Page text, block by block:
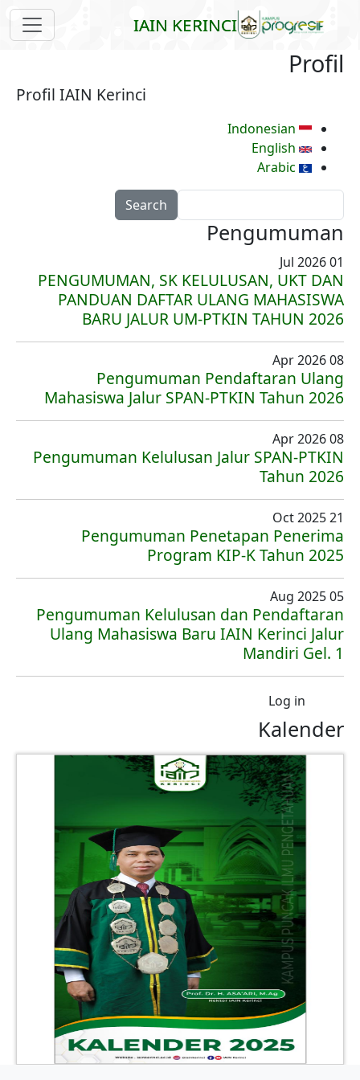
Skip to main content
IAIN KERINCI
Profil
Profil IAIN Kerinci
Pengumuman
01 Jul 2026
PENGUMUMAN, SK KELULUSAN, UKT DAN
PANDUAN DAFTAR ULANG MAHASISWA
BARU JALUR UM-PTKIN TAHUN 2026
08 Apr 2026
Pengumuman Pendaftaran Ulang
Mahasiswa Jalur SPAN-PTKIN Tahun 2026
08 Apr 2026
Pengumuman Kelulusan Jalur SPAN-PTKIN
Tahun 2026
21 Oct 2025
Pengumuman Penetapan Penerima
Program KIP-K Tahun 2025
05 Aug 2025
Pengumuman Kelulusan dan Pendaftaran
Ulang Mahasiswa Baru IAIN Kerinci Jalur
Mandiri Gel. 1
User account menu
Log in
Kalender